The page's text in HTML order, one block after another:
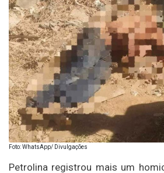
Foto: WhatsApp/ Divulgações
Petrolina registrou mais um